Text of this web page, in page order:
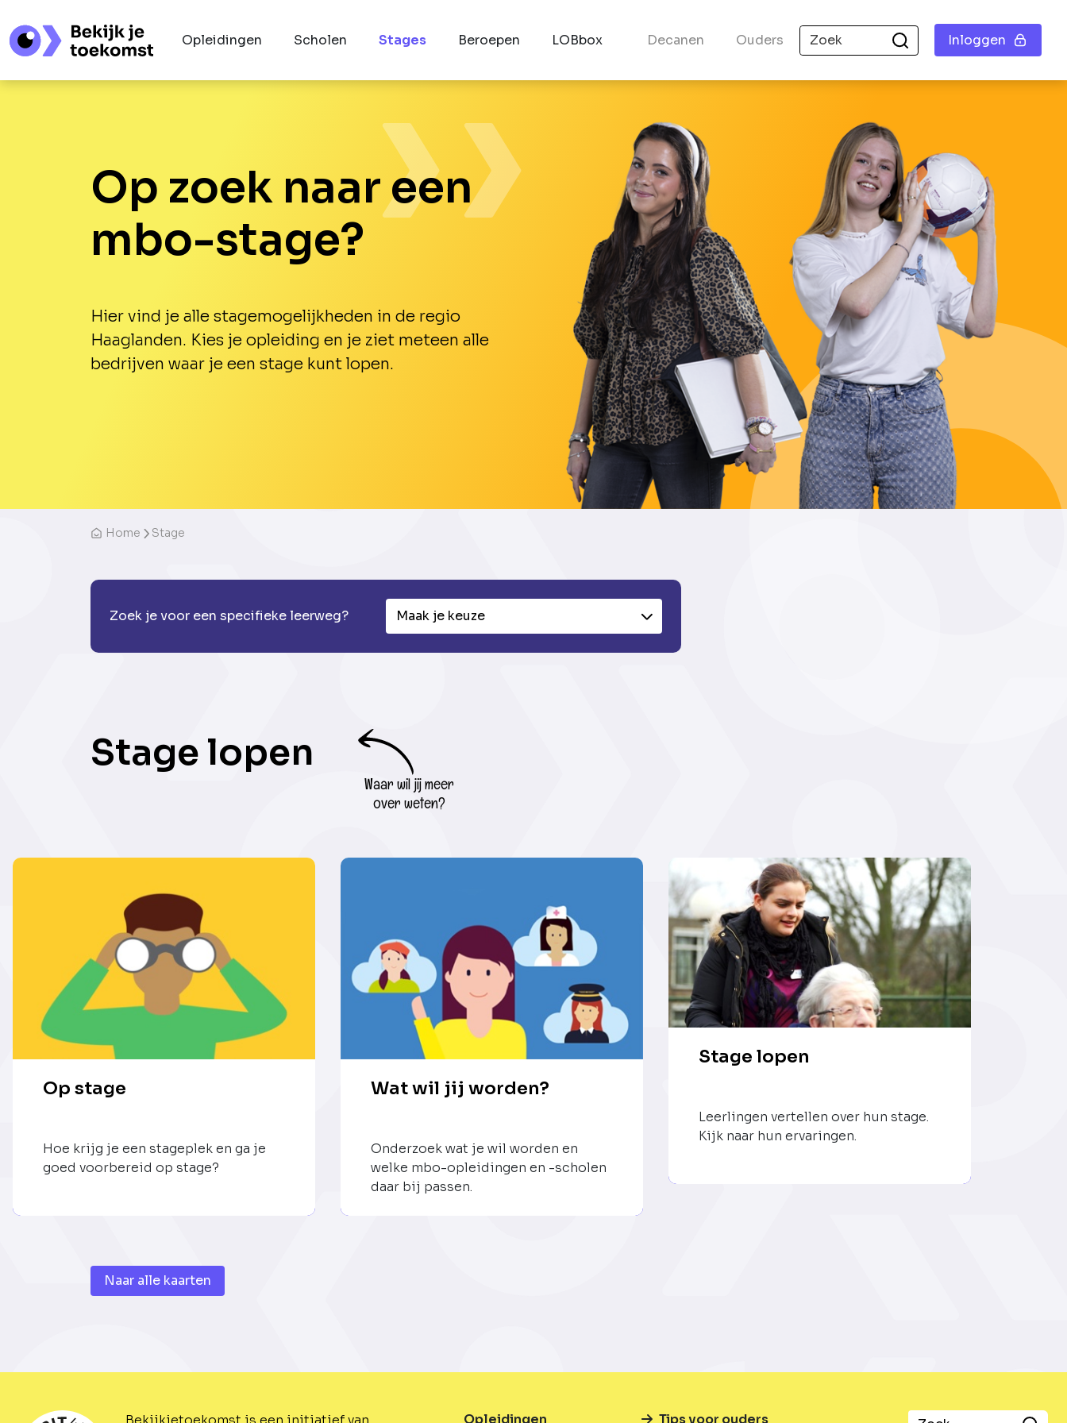
Opleidingen Scholen Stages Beroepen LOBbox Decanen Ouders Inloggen
Op zoek naar een
mbo-stage?
Hier vind je alle stagemogelijkheden in de regio
Haaglanden. Kies je opleiding en je ziet meteen alle
bedrijven waar je een stage kunt lopen.
Home Stage
Zoek je voor een specifieke leerweg? Maak je keuze
Stage lopen
Waar wil jij meer
over weten?
Op stage
Hoe krijg je een stageplek en ga je
goed voorbereid op stage?
Wat wil jij worden?
Onderzoek wat je wil worden en
welke mbo-opleidingen en -scholen
daar bij passen.
Stage lopen
Leerlingen vertellen over hun stage.
Kijk naar hun ervaringen.
Naar alle kaarten
Opleidingen Tips voor ouders